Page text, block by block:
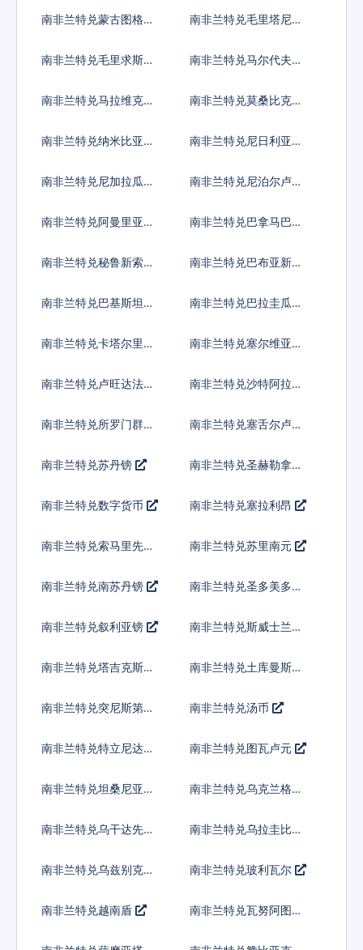
南非兰特兑蒙古图格里
南非兰特兑毛里塔尼亚
南非兰特兑毛里求斯卢
南非兰特兑马尔代夫拉
南非兰特兑马拉维克瓦
南非兰特兑莫桑比克梅
南非兰特兑纳米比亚元
南非兰特兑尼日利亚奈
南非兰特兑尼加拉瓜科
南非兰特兑尼泊尔卢比
南非兰特兑阿曼里亚尔
南非兰特兑巴拿马巴波
南非兰特兑秘鲁新索尔
南非兰特兑巴布亚新几
南非兰特兑巴基斯坦卢
南非兰特兑巴拉圭瓜拉
南非兰特兑卡塔尔里亚
南非兰特兑塞尔维亚第
南非兰特兑卢旺达法郎 南非兰特兑沙特阿拉伯
南非兰特兑所罗门群岛
南非兰特兑塞舌尔卢比
南非兰特兑苏丹镑 南非兰特兑圣赫勒拿镑
南非兰特兑数字货币 南非兰特兑塞拉利昂
南非兰特兑索马里先令 南非兰特兑苏里南元
南非兰特兑南苏丹镑
南非兰特兑圣多美多布
南非兰特兑叙利亚镑
南非兰特兑斯威士兰里
南非兰特兑塔吉克斯坦
南非兰特兑土库曼斯坦
南非兰特兑突尼斯第纳
南非兰特兑汤币
南非兰特兑特立尼达多
南非兰特兑图瓦卢元
南非兰特兑坦桑尼亚先
南非兰特兑乌克兰格里
南非兰特兑乌干达先令 南非兰特兑乌拉圭比索
南非兰特兑乌兹别克斯
南非兰特兑玻利瓦尔
南非兰特兑越南盾
南非兰特兑瓦努阿图瓦